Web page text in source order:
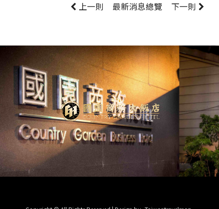
上一則 最新消息總覽 下一則